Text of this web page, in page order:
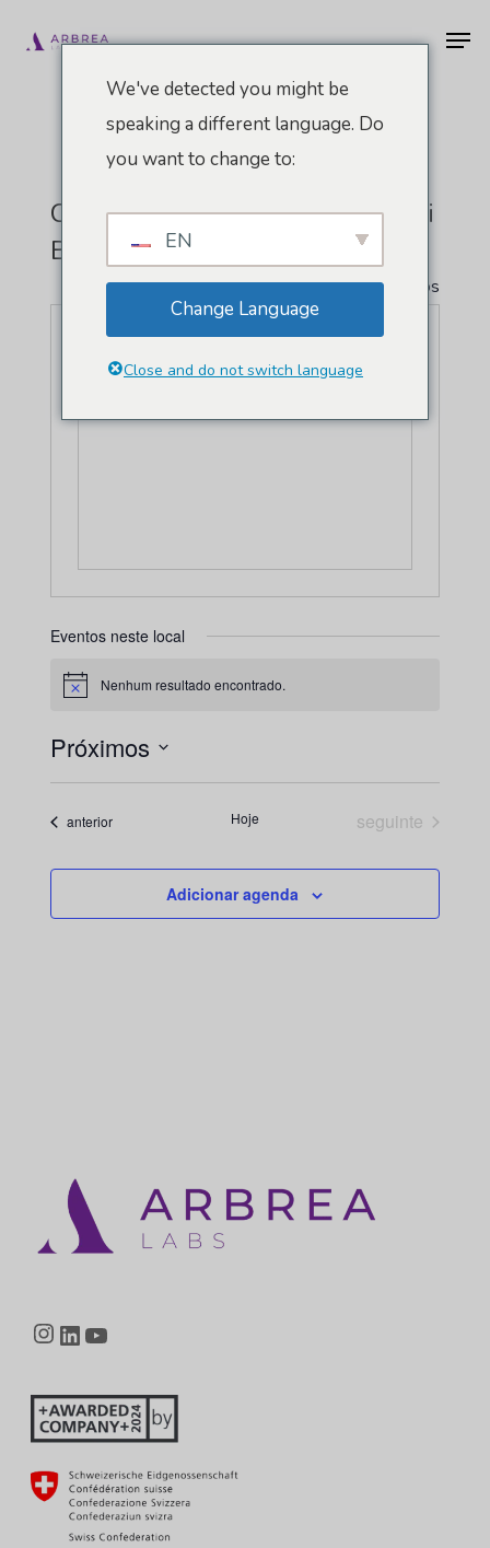
para
Centro De Convenções De Miami
Beach
" Todos Eventos
Endereço
1901 Convention Ctr Dr
Miami Beach , FL 33139 Estados Unidos
Eventos neste local
Aviso Nenhum resultado encontrado.
Próximos
Selecione
a Eventos
anterior Hoje Eventos
seguinte
Adicionar agenda
Instagram
LinkedIn
We've detected you might be
speaking a different language. Do
you want to change to:
EN
Change Language
Close and do not switch language